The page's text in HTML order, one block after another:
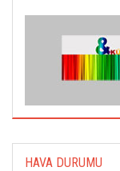
HAVA DURUMU